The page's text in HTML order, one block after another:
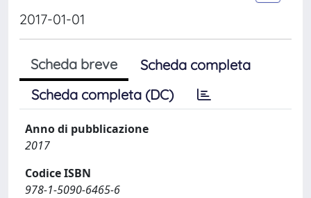
2017-01-01
Scheda breve
Scheda completa
Scheda completa (DC)
Anno di pubblicazione
2017
Codice ISBN
978-1-5090-6465-6